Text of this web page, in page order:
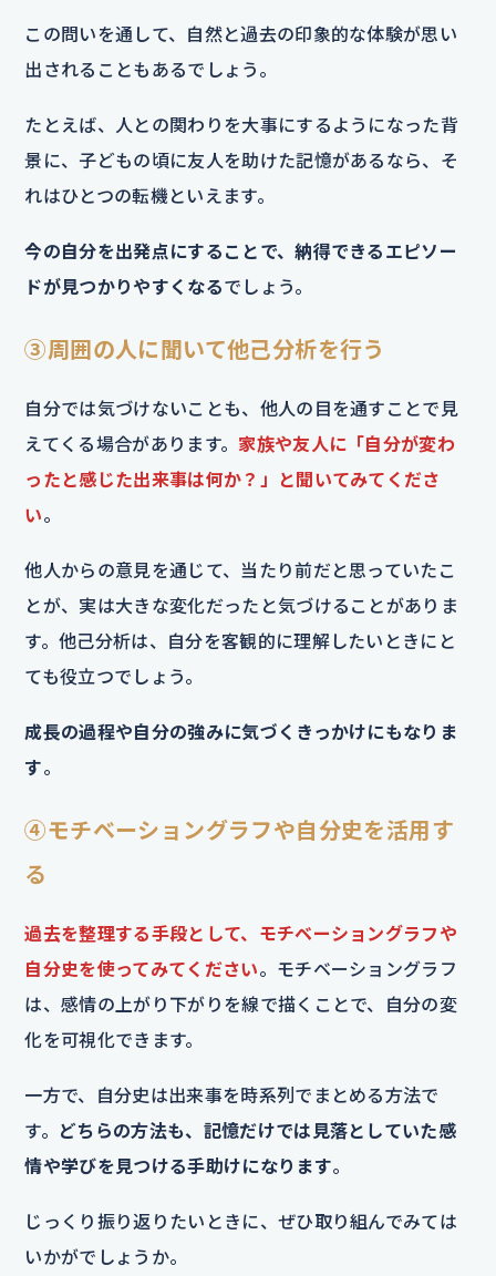
この問いを通して、自然と過去の印象的な体験が思い
出されることもあるでしょう。
たとえば、人との関わりを大事にするようになった背
景に、子どもの頃に友人を助けた記憶があるなら、そ
れはひとつの転機といえます。
今の自分を出発点にすることで、納得できるエピソー
ドが見つかりやすくなるでしょう。
③周囲の人に聞いて他己分析を行う
自分では気づけないことも、他人の目を通すことで見
えてくる場合があります。 家族や友人に「自分が変わ
ったと感じた出来事は何か？」と聞いてみてくださ
い。
他人からの意見を通じて、当たり前だと思っていたこ
とが、実は大きな変化だったと気づけることがありま
す。他己分析は、自分を客観的に理解したいときにと
ても役立つでしょう。
成長の過程や自分の強みに気づくきっかけにもなりま
す。
④モチベーショングラフや自分史を活用す
る
過去を整理する手段として、モチベーショングラフや
自分史を使ってみてください。モチベーショングラフ
は、感情の上がり下がりを線で描くことで、自分の変
化を可視化できます。
一方で、自分史は出来事を時系列でまとめる方法で
す。
どちらの方法も、記憶だけでは見落としていた感
情や学びを見つける手助けになります。
じっくり振り返りたいときに、ぜひ取り組んでみては
いかがでしょうか。